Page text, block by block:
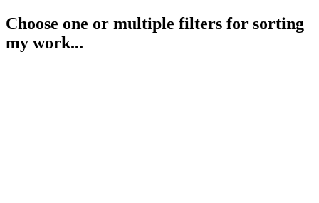
Choose one or multiple filters for sorting
my work...